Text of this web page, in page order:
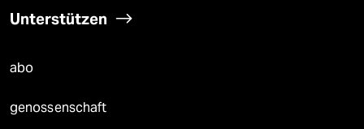
Unterstützen
abo
genossenschaft